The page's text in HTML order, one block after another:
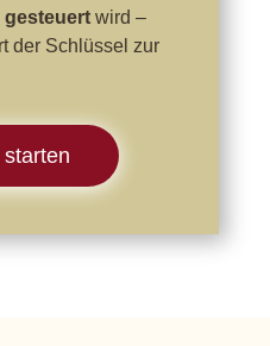
wird –
der Schlüssel zur